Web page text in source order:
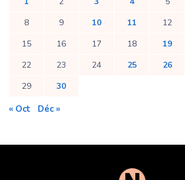
8
9 10 11 12
15
16 17 18 19
22
23 24 25 26
29
30
« Oct Déc »